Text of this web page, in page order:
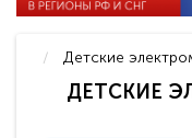
Детские
ДЕТСКИЕ